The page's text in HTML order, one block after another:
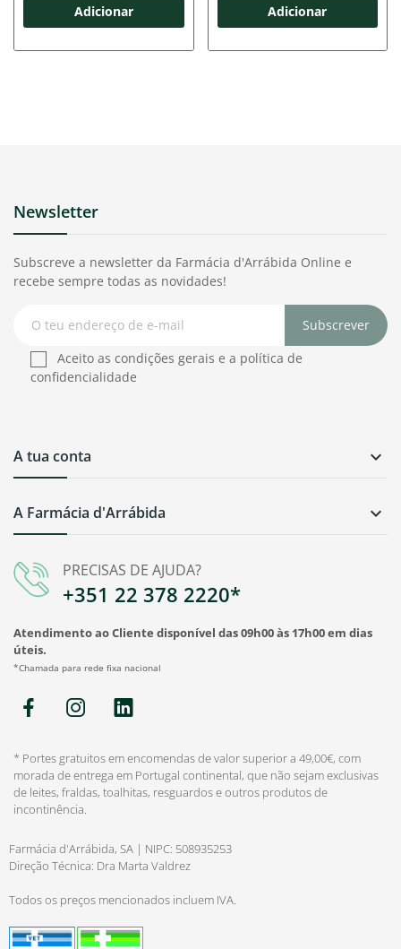
Adicionar Adicionar
PRECISAS DE AJUDA?
+351 22 378 2220*
Atendimento ao Cliente disponível das 09h00 às 17h00 em dias
úteis.
*Chamada para rede fixa nacional
A Farmácia d'Arrábida 
A tua conta 
Newsletter
Subscreve a newsletter da Farmácia d'Arrábida Online e
recebe sempre todas as novidades!
Subscrever
Aceito as condições gerais e a política de
confidencialidade
* Portes gratuitos em encomendas de valor superior a 49,00€, com
morada de entrega em Portugal continental, que não sejam exclusivas
de leites, fraldas, toalhitas, resguardos e outros produtos de
incontinência.
Farmácia d'Arrábida, SA | NIPC: 508935253
Direção Técnica: Dra Marta Valdrez
Todos os preços mencionados incluem IVA.